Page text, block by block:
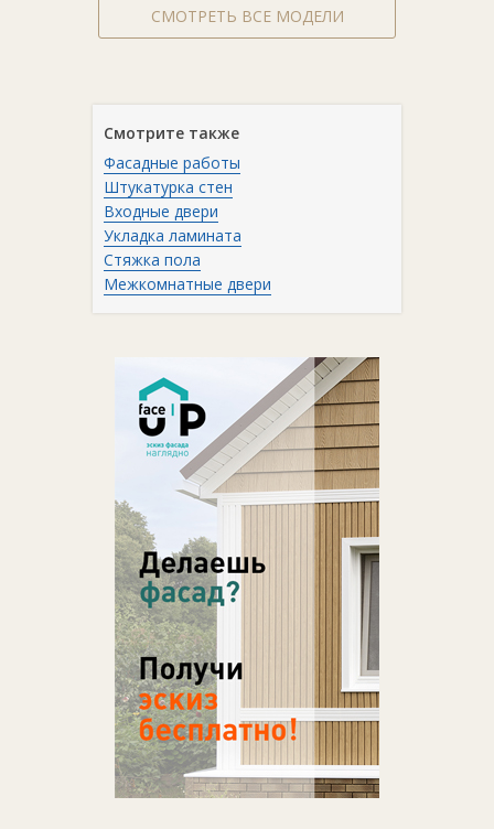
СМОТРЕТЬ ВСЕ МОДЕЛИ
Смотрите также
Фасадные работы
Штукатурка стен
Входные двери
Укладка ламината
Стяжка пола
Межкомнатные двери